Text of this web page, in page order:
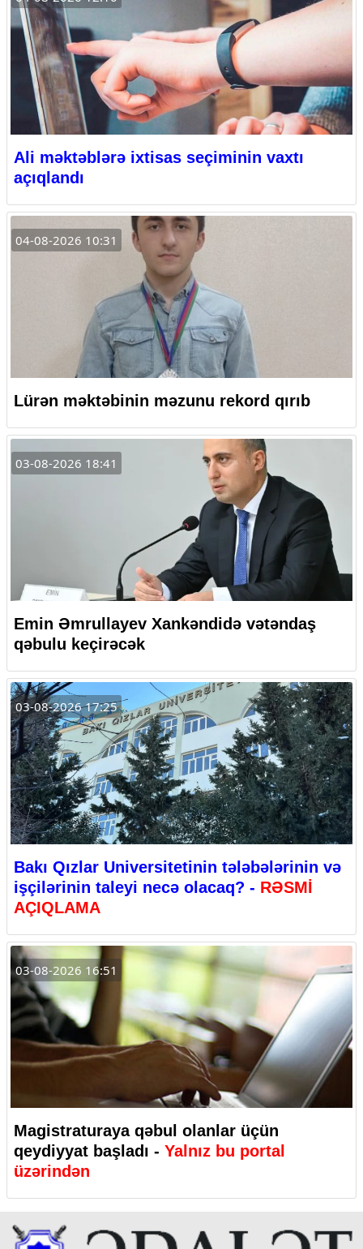
Ali məktəblərə ixtisas seçiminin vaxtı
açıqlandı
04-08-2026 10:31
Lürən məktəbinin məzunu rekord qırıb
03-08-2026 18:41
Emin Əmrullayev Xankəndidə vətəndaş
qəbulu keçirəcək
03-08-2026 17:25
Bakı Qızlar Universitetinin tələbələrinin və
işçilərinin taleyi necə olacaq? - RƏSMİ
AÇIQLAMA
03-08-2026 16:51
Magistraturaya qəbul olanlar üçün
qeydiyyat başladı - Yalnız bu portal
üzərindən